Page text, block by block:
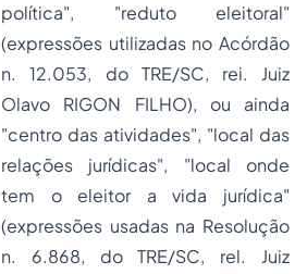
política", "reduto eleitoral"
(expressões utilizadas no Acórdão
n. 12.053, do TRE/SC, rei. Juiz
Olavo RIGON FILHO), ou ainda
"centro das atividades", "local das
relações jurídicas", "local onde
tem o eleitor a vida jurídica"
(expressões usadas na Resolução
n. 6.868, do TRE/SC, rel. Juiz